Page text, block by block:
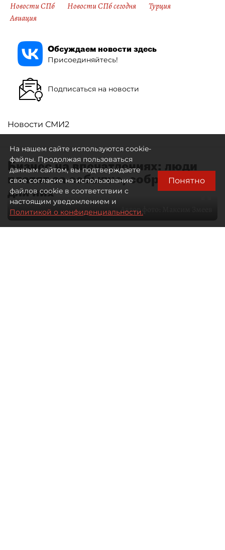
Новости СПб
Новости СПб сегодня
Турция
Авиация
Обсуждаем новости здесь
Присоединяйтесь!
Подписаться на новости
Новости СМИ2
Бизнес на впечатлениях: люди
платят за событие, собранное
для них
Автор фото:
На нашем сайте используются cookie-
файлы. Продолжая пользоваться
данным сайтом, вы подтверждаете
свое согласие на использование
файлов cookie в соответствии с
настоящим уведомлением и
Политикой о конфиденциальности.
Понятно